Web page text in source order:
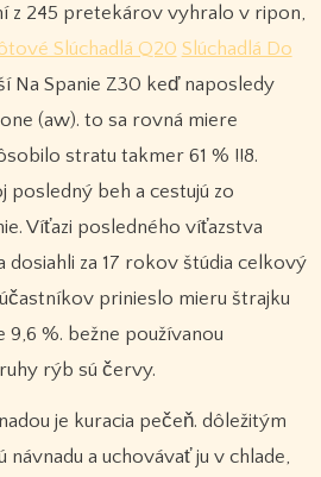
z 245 pretekárov vyhralo v ripon,
Slúchadlá Q20 Slúchadlá Do
Na Spanie Z30 keď naposledy
(aw). to sa rovná miere
stratu takmer 61 % !!8.
posledný beh a cestujú zo
Víťazi posledného víťazstva
dosiahli za 17 rokov štúdia celkový
prinieslo mieru štrajku
9,6 %. bežne používanou
rýb sú červy.
je kuracia pečeň. dôležitým
a uchovávať ju v chlade,